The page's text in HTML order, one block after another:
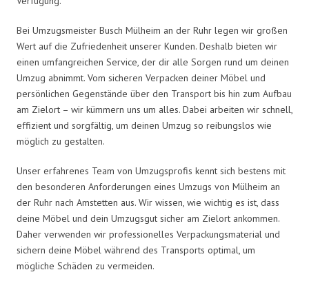
Bei Umzugsmeister Busch Mülheim an der Ruhr legen wir großen
Wert auf die Zufriedenheit unserer Kunden. Deshalb bieten wir
einen umfangreichen Service, der dir alle Sorgen rund um deinen
Umzug abnimmt. Vom sicheren Verpacken deiner Möbel und
persönlichen Gegenstände über den Transport bis hin zum Aufbau
am Zielort – wir kümmern uns um alles. Dabei arbeiten wir schnell,
effizient und sorgfältig, um deinen Umzug so reibungslos wie
möglich zu gestalten.
Unser erfahrenes Team von Umzugsprofis kennt sich bestens mit
den besonderen Anforderungen eines Umzugs von Mülheim an
der Ruhr nach Amstetten aus. Wir wissen, wie wichtig es ist, dass
deine Möbel und dein Umzugsgut sicher am Zielort ankommen.
Daher verwenden wir professionelles Verpackungsmaterial und
sichern deine Möbel während des Transports optimal, um
mögliche Schäden zu vermeiden.